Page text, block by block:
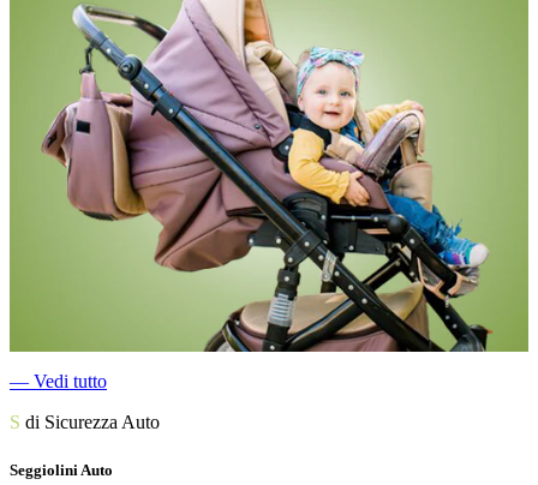
― Vedi tutto
S di Sicurezza Auto
Seggiolini Auto